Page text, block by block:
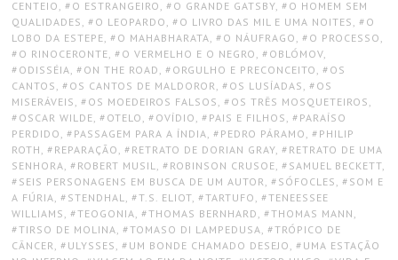
CENTEIO , O ESTRANGEIRO , O GRANDE GATSBY, O HOMEM SEM
QUALIDADES , O LEOPARDO , O LIVRO DAS MIL E UMA NOITES , O
LOBO DA ESTEPE, O MAHABHARATA, O NÁUFRAGO , O PROCESSO ,
O RINOCERONTE, O VERMELHO E O NEGRO , OBLÓMOV,
ODISSÉIA, ON THE ROAD , ORGULHO E PRECONCEITO , OS
CANTOS , OS CANTOS DE MALDOROR, OS LUSÍADAS , OS
MISERÁVEIS , OS MOEDEIROS FALSOS , OS TRÊS MOSQUETEIROS ,
OSCAR WILDE, OTELO , OVÍDIO , PAIS E FILHOS , PARAÍSO
PERDIDO , PASSAGEM PARA A ÍNDIA, PEDRO PÁRAMO , PHILIP
ROTH , REPARAÇÃO , RETRATO DE DORIAN GRAY, RETRATO DE UMA
SENHORA, ROBERT MUSIL, ROBINSON CRUSOE, SAMUEL BECKETT,
SEIS PERSONAGENS EM BUSCA DE UM AUTOR, SÓFOCLES , SOM E
A FÚRIA, STENDHAL, T.S. ELIOT, TARTUFO , TENEESSEE
WILLIAMS , TEOGONIA, THOMAS BERNHARD , THOMAS MANN ,
TIRSO DE MOLINA, TOMASO DI LAMPEDUSA, TRÓPICO DE
CÂNCER, ULYSSES , UM BONDE CHAMADO DESEJO , UMA ESTAÇÃO